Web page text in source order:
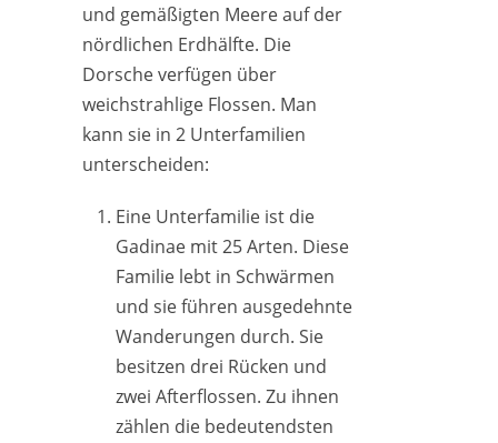
und gemäßigten Meere auf der
nördlichen Erdhälfte. Die
Dorsche verfügen über
weichstrahlige Flossen. Man
kann sie in 2 Unterfamilien
unterscheiden:
Eine Unterfamilie ist die
Gadinae mit 25 Arten. Diese
Familie lebt in Schwärmen
und sie führen ausgedehnte
Wanderungen durch. Sie
besitzen drei Rücken und
zwei Afterflossen. Zu ihnen
zählen die bedeutendsten